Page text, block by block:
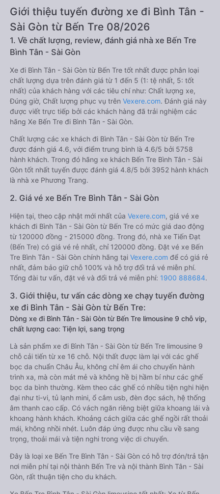
Giới thiệu tuyến đường xe đi Bình Tân -
Sài Gòn từ Bến Tre 08/2026
1. Về chất lượng, review, đánh giá nhà xe Bến Tre
Bình Tân - Sài Gòn
Xe đi Bình Tân - Sài Gòn từ Bến Tre tốt nhất được phân loại
chất lượng dựa trên đánh giá từ 1 đến 5 (1: tệ nhất, 5: tốt
nhất) của khách hàng với các tiêu chí như: Chất lượng xe,
Đúng giờ, Chất lượng phục vụ trên Vexere.com. Đánh giá này
được viết trực tiếp bởi các khách hàng đã trải nghiệm các
hãng Xe Bến Tre đi Bình Tân - Sài Gòn.
Chất lượng các xe khách đi Bình Tân - Sài Gòn từ Bến Tre
được đánh giá 4.6, với điểm trung bình là 4.6/5 bởi 5758
hành khách. Trong đó hãng xe khách Bến Tre Bình Tân - Sài
Gòn tốt nhất tuyến được đánh giá 4.8/5 bởi 3952 hành khách
là nhà xe Phương Trang.
2. Giá vé xe Bến Tre Bình Tân - Sài Gòn
Hiện tại, theo cập nhật mới nhất của Vexere.com, giá vé xe
khách đi Bình Tân - Sài Gòn từ Bến Tre có mức giá dao động
từ 120000 đồng - 215000 đồng. Trong đó, nhà xe Tiến Đạt
(Bến Tre) có giá vé rẻ nhất, chỉ 120000 đồng. Đặt vé xe Bến
Tre Bình Tân - Sài Gòn chính hãng tại Vexere.com để có giá rẻ
nhất, đảm bảo giữ chỗ 100% và hỗ trợ đổi trả vé miễn phí.
Tổng đài tư vấn, đặt vé và đổi trả vé miễn phí: 1900 888684.
3. Giới thiệu, tư vấn các dòng xe chạy tuyến đường
xe đi Bình Tân - Sài Gòn từ Bến Tre:
Dòng xe đi Bình Tân - Sài Gòn từ Bến Tre limousine 9 chỗ vip,
chất lượng cao: Tiện lợi, sang trọng
Là sản phẩm xe đi Bình Tân - Sài Gòn từ Bến Tre limousine 9
chỗ cải tiến từ xe 16 chỗ. Nội thất được làm lại với các ghế
bọc da chuẩn Châu Âu, không chỉ êm ái cho chuyến hành
trình xa, mà còn mát mẻ và không hề bị hầm bí như các ghế
bọc da bình thường. Kèm theo các ghế có nhiều tiện nghi hiện
đại như ti-vi, tủ lạnh mini, ổ cắm usb, đèn đọc sách, hệ thống
âm thanh cao cấp. Có vách ngăn riêng biệt giữa khoang lái và
khoang hành khách. Khoảng cách giữa các ghế ngồi rất thoải
mái, không nhồi nhét. Luôn đáp ứng được nhu cầu về sang
trọng, thoải mái và tiện nghi trong việc di chuyển.
Đây là loại xe Bến Tre Bình Tân - Sài Gòn có hỗ trợ đón/trả tận
nơi miễn phí tại nội thành Bến Tre và nội thành Bình Tân - Sài
Gòn, rất thuận tiện cho du khách.